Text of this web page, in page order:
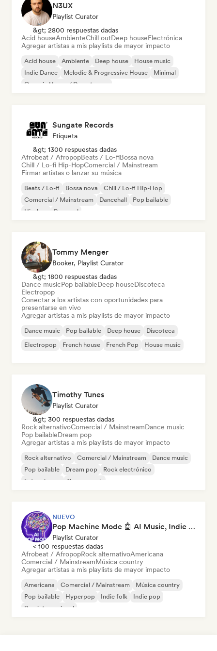
N3UX
Playlist Curator
&gt; 2800 respuestas dadas
Acid houseAmbienteChill outDeep houseElectrónica
Agregar artistas a mis playlists de mayor impacto
Acid house Ambiente Deep house
House music
Indie Dance
Melodic & Progressive House
Minimal
Organic House / Downtempo
Sungate Records
Etiqueta
&gt; 1300 respuestas dadas
Afrobeat / AfropopBeats / Lo-fiBossa nova
Chill / Lo-fi Hip-HopComercial / Mainstream
Firmar artistas o lanzar su música
Beats / Lo-fi Bossa nova
Chill / Lo-fi Hip-Hop
Comercial / Mainstream
Dancehall
Pop bailable
Hip-hop
Pop soul
Tommy Menger
Booker, Playlist Curator
&gt; 1800 respuestas dadas
Dance musicPop bailableDeep houseDiscoteca
Electropop
Conectar a los artistas con oportunidades para
presentarse en vivo
Agregar artistas a mis playlists de mayor impacto
Dance music Pop bailable Deep house
Discoteca
Electropop
French house French Pop House music
Timothy Tunes
Playlist Curator
&gt; 300 respuestas dadas
Rock alternativoComercial / MainstreamDance music
Pop bailableDream pop
Agregar artistas a mis playlists de mayor impacto
Rock alternativo Comercial / Mainstream
Dance music
Pop bailable
Dream pop
Rock electrónico
Future house
Garage rock
NUEVO
Pop Machine Mode 🤖 AI Music, Indie Pop & Dream Pop
Playlist Curator
< 100 respuestas dadas
Afrobeat / AfropopRock alternativoAmericana
Comercial / MainstreamMúsica country
Agregar artistas a mis playlists de mayor impacto
Americana Comercial / Mainstream
Música country
Pop bailable
Hyperpop Indie folk
Indie pop
Pop internacional